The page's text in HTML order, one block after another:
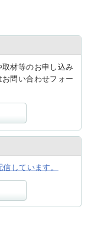
材等のお申し込み
問い合わせフォー
しています。